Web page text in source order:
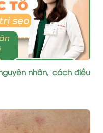
nhân, cách điều